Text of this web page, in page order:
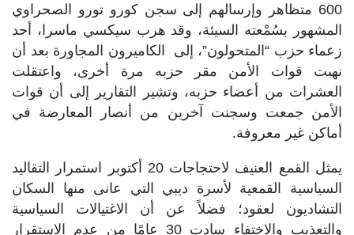
600 متظاهر وإرسالهم إلى سجن كورو تورو الصحراوي
المشهور بسُمْعته السيئة، وقد هرب سيكسي ماسرا، أحد
زعماء حزب “المتحولون”، إلى الكاميرون المجاورة بعد أن
نهبت قوات الأمن مقر حزبه مرة أخرى، واعتقلت
العشرات من أعضاء حزبه، وتشير التقارير إلى أن قوات
الأمن جمعت وسجنت آخرين من أنصار المعارضة في
أماكن غير معروفة.
يمثل القمع العنيف لاحتجاجات 20 أكتوبر استمرار التقاليد
السياسية القمعية لأسرة ديبي التي عانى منها السكان
التشاديون لعقود؛ فضلاً عن أن الاغتيالات السياسية
والتعذيب والاختفاء سادت 30 عامًا من عدم الاستقرار